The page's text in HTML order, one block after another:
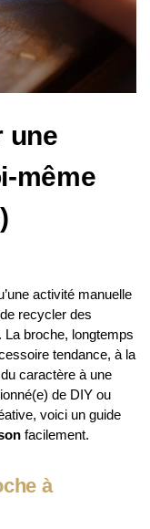
une
même
activité manuelle
recycler des
La broche, longtemps
tendance, à la
caractère à une
de DIY ou
voici un guide
facilement.
à